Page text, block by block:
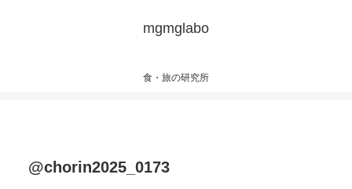
mgmglabo
食・旅の研究所
@chorin2025_0173